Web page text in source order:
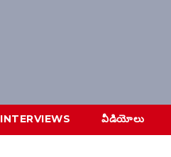
INTERVIEWS వీడియోలు